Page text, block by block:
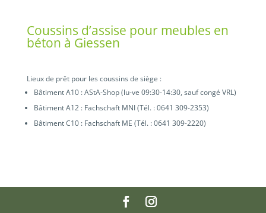
Coussins d’assise pour meubles en
béton à Giessen
Lieux de prêt pour les coussins de siège :
Bâtiment A10 : AStA-Shop (lu-ve 09:30-14:30, sauf congé VRL)
Bâtiment A12 : Fachschaft MNI (Tél. : 0641 309-2353)
Bâtiment C10 : Fachschaft ME (Tél. : 0641 309-2220)